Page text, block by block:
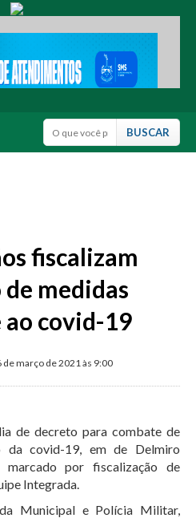
fiscalizam
medidas
ao covid-19
de março de 2021 às 9:00
de decreto para combate de
da covid-19, em de Delmiro
marcado por fiscalização de
Integrada.
Municipal e Polícia Militar,